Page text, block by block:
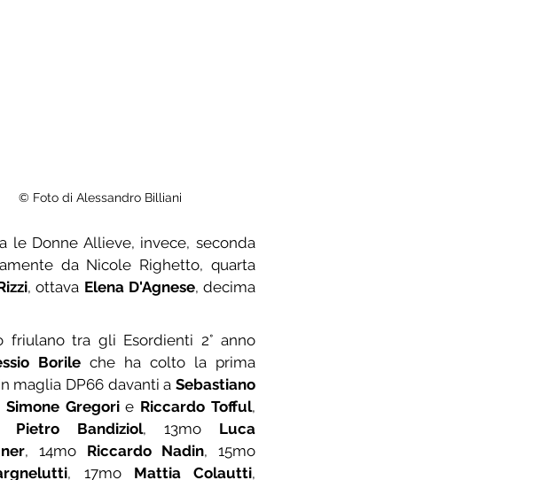
© Foto di Alessandro Billiani
, ottava Elena D'Agnese
friulano tra gli Esordienti 2° anno
Borile che ha colto la prima
maglia DP66 davanti a Sebastiano
Simone Gregori e Riccardo Tofful,
Pietro Bandiziol, 13mo Luca
, 14mo Riccardo Nadin
, 17mo Mattia Colautti,